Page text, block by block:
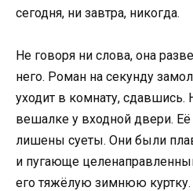
сегодня, ни завтра, никогда.
Не говоря ни слова, она
него. Роман на секунду
уходит в комнату, сдавшись.
вешалке у входной двери.
лишены суеты. Они были
и пугающе
его тяжёлую зимнюю